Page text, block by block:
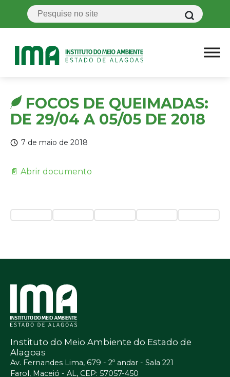
FOCOS DE QUEIMADAS:
DE 29/04 A 05/05 DE 2018
7 de maio de 2018
📄 Abrir documento
Instituto do Meio Ambiente do Estado de
Alagoas
Av. Fernandes Lima, 679 - 2º andar - Sala 221
Farol, Maceió - AL, CEP: 57057-450